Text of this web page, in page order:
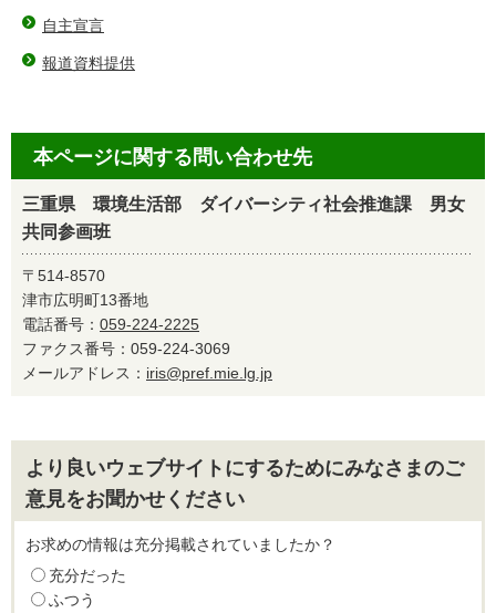
自主宣言
報道資料提供
本ページに関する問い合わせ先
三重県 環境生活部 ダイバーシティ社会推進課 男女
共同参画班
〒514-8570
津市広明町13番地
電話番号： 059-224-2225
ファクス番号：059-224-3069
メールアドレス： iris@pref.mie.lg.jp
より良いウェブサイトにするためにみなさまのご
意見をお聞かせください
お求めの情報は充分掲載されていましたか？
充分だった
ふつう